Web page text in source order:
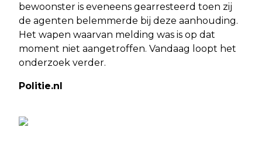
bewoonster is eveneens gearresteerd toen zij
de agenten belemmerde bij deze aanhouding.
Het wapen waarvan melding was is op dat
moment niet aangetroffen. Vandaag loopt het
onderzoek verder.
Politie.nl